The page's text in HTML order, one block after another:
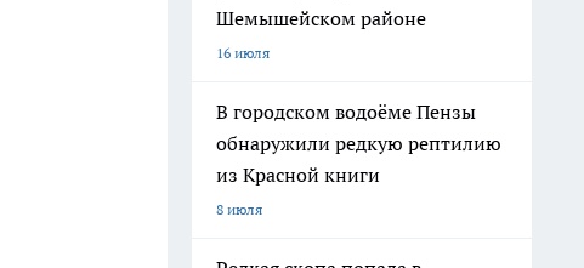
Шемышейском районе
16 июля
В городском водоёме Пензы
обнаружили редкую рептилию
из Красной книги
8 июля